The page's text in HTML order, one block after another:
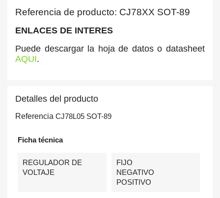
Referencia de producto: CJ78XX SOT-89
ENLACES DE INTERES
Puede descargar la hoja de datos o datasheet
AQUI.
Detalles del producto
Referencia CJ78L05 SOT-89
Ficha técnica
REGULADOR DE
VOLTAJE
FIJO
NEGATIVO
POSITIVO